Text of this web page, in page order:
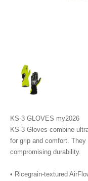
KS-3 GLOVES my2026
KS-3 Gloves combine
for grip and comfort.
compromising durability.
• Ricegrain-textured